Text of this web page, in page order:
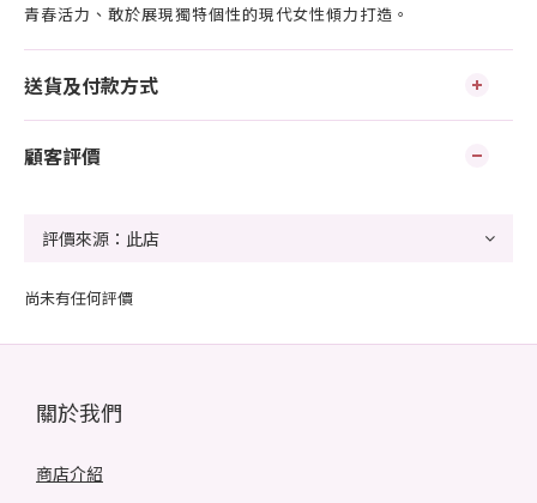
青春活力、敢於展現獨特個性的現代女性傾力打造。
送貨及付款方式
顧客評價
尚未有任何評價
關於我們
商店介紹